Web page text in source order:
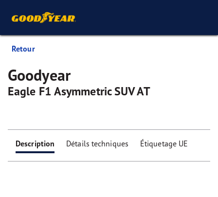
Retour
Goodyear
Eagle F1 Asymmetric SUV AT
Description Détails techniques Étiquetage UE